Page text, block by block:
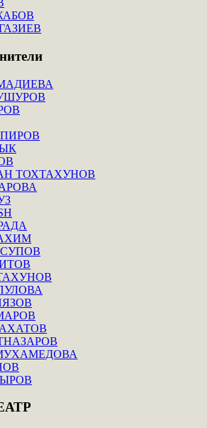
ТОХТАХУНОВ